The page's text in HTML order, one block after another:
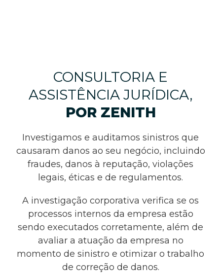
CONSULTORIA E
ASSISTÊNCIA JURÍDICA,
POR ZENITH
Investigamos e auditamos sinistros que
causaram danos ao seu negócio, incluindo
fraudes, danos à reputação, violações
legais, éticas e de regulamentos.
A investigação corporativa verifica se os
processos internos da empresa estão
sendo executados corretamente, além de
avaliar a atuação da empresa no
momento de sinistro e otimizar o trabalho
de correção de danos.